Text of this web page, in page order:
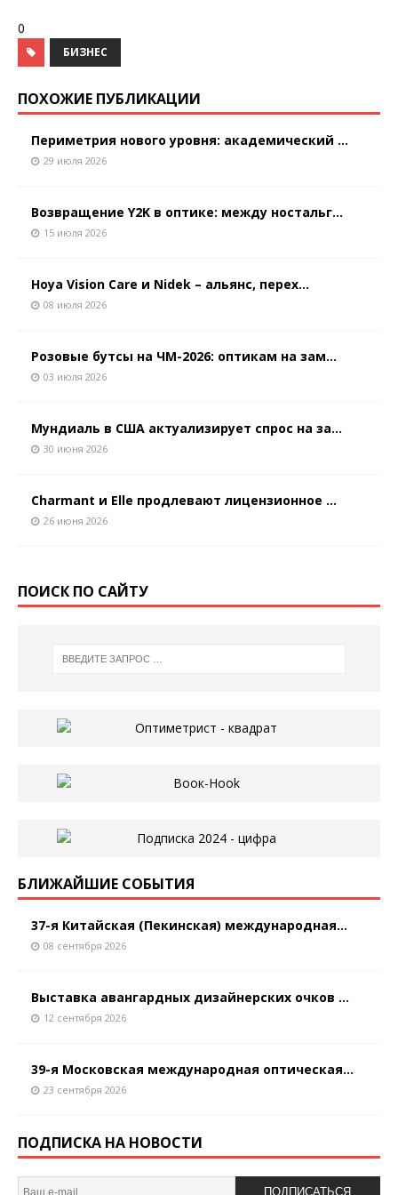
0
БИЗНЕС
ПОХОЖИЕ ПУБЛИКАЦИИ
Периметрия нового уровня: академический ...
29 июля 2026
Возвращение Y2K в оптике: между ностальг...
15 июля 2026
Hoya Vision Care и Nidek – альянс, перех...
08 июля 2026
Розовые бутсы на ЧМ-2026: оптикам на зам...
03 июля 2026
Мундиаль в США актуализирует спрос на за...
30 июня 2026
Charmant и Elle продлевают лицензионное ...
26 июня 2026
ПОИСК ПО САЙТУ
БЛИЖАЙШИЕ СОБЫТИЯ
37-я Китайская (Пекинская) международная...
08 сентября 2026
Выставка авангардных дизайнерских очков ...
12 сентября 2026
39-я Московская международная оптическая...
23 сентября 2026
ПОДПИСКА НА НОВОСТИ
ПОДПИСАТЬСЯ